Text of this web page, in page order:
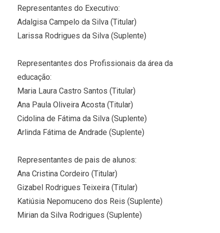
Representantes do Executivo:
Adalgisa Campelo da Silva (Titular)
Larissa Rodrigues da Silva (Suplente)
Representantes dos Profissionais da área da
educação:
Maria Laura Castro Santos (Titular)
Ana Paula Oliveira Acosta (Titular)
Cidolina de Fátima da Silva (Suplente)
Arlinda Fátima de Andrade (Suplente)
Representantes de pais de alunos:
Ana Cristina Cordeiro (Titular)
Gizabel Rodrigues Teixeira (Titular)
Katiúsia Nepomuceno dos Reis (Suplente)
Mirian da Silva Rodrigues (Suplente)